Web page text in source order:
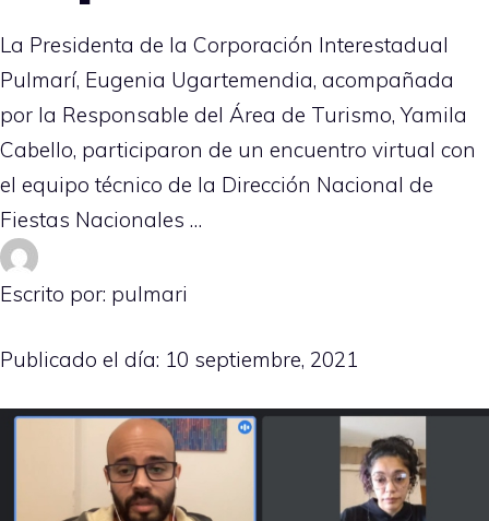
La Presidenta de la Corporación Interestadual
Pulmarí, Eugenia Ugartemendia, acompañada
por la Responsable del Área de Turismo, Yamila
Cabello, participaron de un encuentro virtual con
el equipo técnico de la Dirección Nacional de
Fiestas Nacionales …
Escrito por: pulmari
Publicado el día: 10 septiembre, 2021